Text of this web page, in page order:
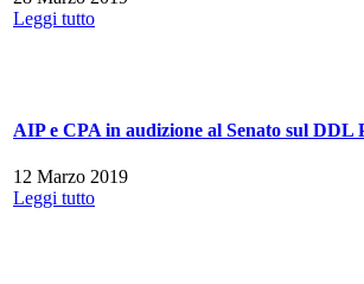
Leggi tutto
AIP e CPA in audizione al Senato sul DDL
12 Marzo 2019
Leggi tutto